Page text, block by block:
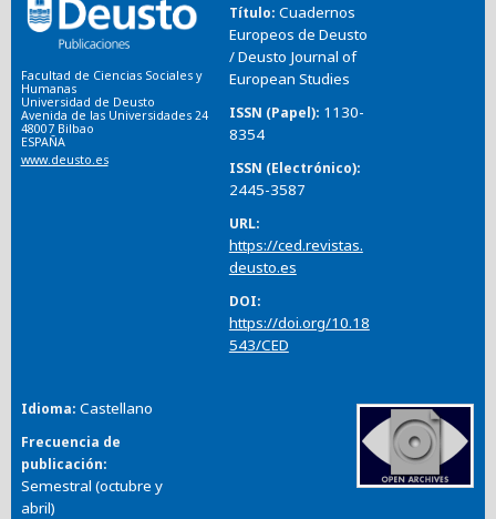
Facultad de Ciencias Sociales y
Humanas
Universidad de Deusto
Avenida de las Universidades 24
48007 Bilbao
ESPAÑA
www.deusto.es
Título Cuadernos
Europeos de Deusto
/ Deusto Journal of
European Studies
ISSN (Papel) 1130-
8354
ISSN (Electrónico)
2445-3587
URL
https://ced.revistas.
deusto.es
DOI
https://doi.org/10.18
543/CED
Idioma Castellano
Frecuencia de
publicación
Semestral (octubre y
abril)